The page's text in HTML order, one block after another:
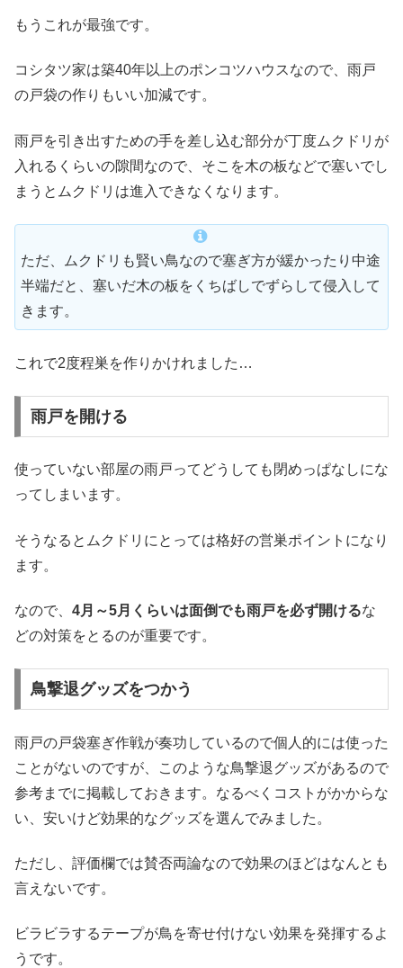
もうこれが最強です。
コシタツ家は築40年以上のポンコツハウスなので、雨戸
の戸袋の作りもいい加減です。
雨戸を引き出すための手を差し込む部分が丁度ムクドリが
入れるくらいの隙間なので、そこを木の板などで塞いでし
まうとムクドリは進入できなくなります。
ただ、ムクドリも賢い鳥なので塞ぎ方が緩かったり中途
半端だと、塞いだ木の板をくちばしでずらして侵入して
きます。
これで2度程巣を作りかけれました…
雨戸を開ける
使っていない部屋の雨戸ってどうしても閉めっぱなしにな
ってしまいます。
そうなるとムクドリにとっては格好の営巣ポイントになり
ます。
なので、 4月～5月くらいは面倒でも雨戸を必ず開けるな
どの対策をとるのが重要です。
鳥撃退グッズをつかう
雨戸の戸袋塞ぎ作戦が奏功しているので個人的には使った
ことがないのですが、このような鳥撃退グッズがあるので
参考までに掲載しておきます。なるべくコストがかからな
い、安いけど効果的なグッズを選んでみました。
ただし、評価欄では賛否両論なので効果のほどはなんとも
言えないです。
ビラビラするテープが鳥を寄せ付けない効果を発揮するよ
うです。